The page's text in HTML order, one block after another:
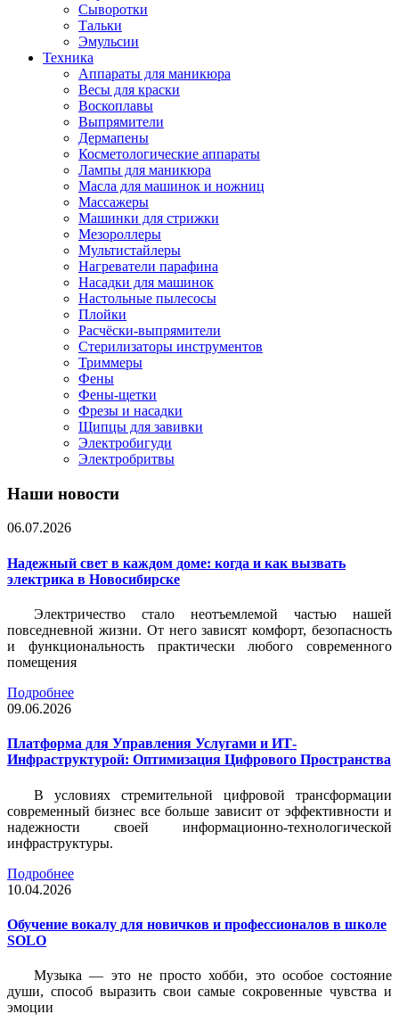
Сыворотки
Тальки
Эмульсии
Техника
Аппараты для маникюра
Весы для краски
Воскоплавы
Выпрямители
Дермапены
Косметологические аппараты
Лампы для маникюра
Масла для машинок и ножниц
Массажеры
Машинки для стрижки
Мезороллеры
Мультистайлеры
Нагреватели парафина
Насадки для машинок
Настольные пылесосы
Плойки
Расчёски-выпрямители
Стерилизаторы инструментов
Триммеры
Фены
Фены-щетки
Фрезы и насадки
Щипцы для завивки
Электробигуди
Электробритвы
Наши новости
06.07.2026
Надежный свет в каждом доме: когда и как вызвать
электрика в Новосибирске
Электричество стало неотъемлемой частью нашей
повседневной жизни. От него зависят комфорт, безопасность
и функциональность практически любого современного
помещения
Подробнее
09.06.2026
Платформа для Управления Услугами и ИТ-
Инфраструктурой: Оптимизация Цифрового Пространства
В условиях стремительной цифровой трансформации
современный бизнес все больше зависит от эффективности и
надежности своей информационно-технологической
инфраструктуры.
Подробнее
10.04.2026
Обучение вокалу для новичков и профессионалов в школе
SOLO
Музыка — это не просто хобби, это особое состояние
души, способ выразить свои самые сокровенные чувства и
эмоции